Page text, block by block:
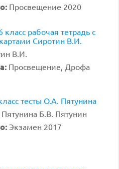
Просвещение 2020
класс рабочая тетрадь с
Сиротин В.И.
В.И.
Просвещение, Дрофа
тесты О.А. Пятунина
Б.В. Пятунин
Экзамен 2017